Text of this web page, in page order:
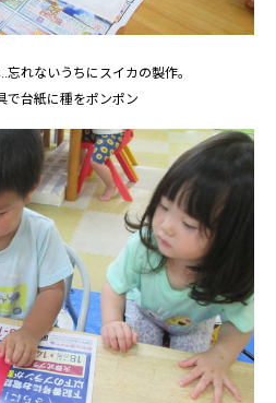
れないうちにスイカの製作。
で台紙に種をポンポン